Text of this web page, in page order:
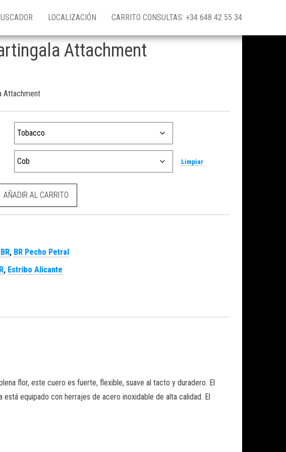
LOCALIZACIÓN CARRITO CONSULTAS: +34 648 42 55 34
Attachment
Attachment
Limpiar
Attachment cantidad
AÑADIR AL CARRITO
BR, BR Pecho Petral
, Estribo Alicante
flor, este cuero es fuerte, flexible, suave al tacto y duradero. El
equipado con herrajes de acero inoxidable de alta calidad. El